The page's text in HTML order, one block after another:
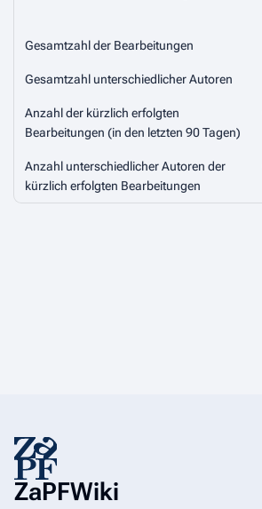
Gesamtzahl der Bearbeitungen
Gesamtzahl unterschiedlicher Autoren
Anzahl der kürzlich erfolgten
Bearbeitungen (in den letzten 90 Tagen)
Anzahl unterschiedlicher Autoren der
kürzlich erfolgten Bearbeitungen
ZaPFWiki